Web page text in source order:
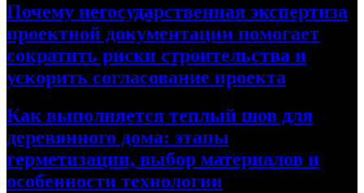
Почему негосударственная экспертиза
проектной документации помогает
сократить риски строительства и
ускорить согласование проекта
Как выполняется теплый шов для
деревянного дома: этапы
герметизации, выбор материалов и
особенности технологии